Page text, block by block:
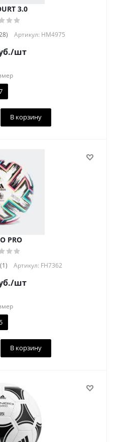
3.0
Артикул: HM4975
/шт
В корзину
PRO
Артикул: FH7362
/шт
5
В корзину